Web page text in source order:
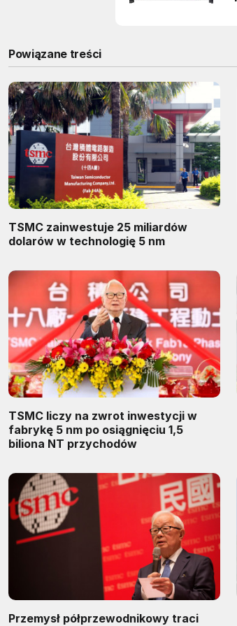
Powiązane treści
TSMC zainwestuje 25 miliardów
dolarów w technologię 5 nm
TSMC liczy na zwrot inwestycji w
fabrykę 5 nm po osiągnięciu 1,5
biliona NT przychodów
Przemysł półprzewodnikowy traci